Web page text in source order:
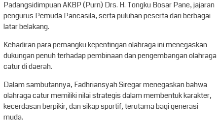
Padangsidimpuan AKBP (Purn) Drs. H. Tongku Bosar Pane, jajaran
pengurus Pemuda Pancasila, serta puluhan peserta dari berbagai
latar belakang.
Kehadiran para pemangku kepentingan olahraga ini menegaskan
dukungan penuh terhadap pembinaan dan pengembangan olahraga
catur di daerah.
Dalam sambutannya, Fadhriansyah Siregar menegaskan bahwa
olahraga catur memiliki nilai strategis dalam membentuk karakter,
kecerdasan berpikir, dan sikap sportif, terutama bagi generasi
muda.